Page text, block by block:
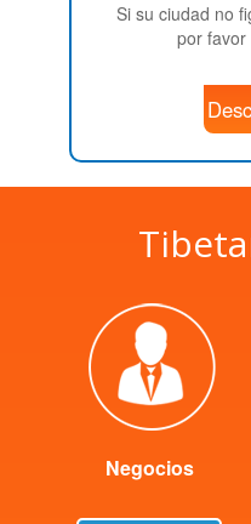
Si su ciudad no
por favor
Negocios